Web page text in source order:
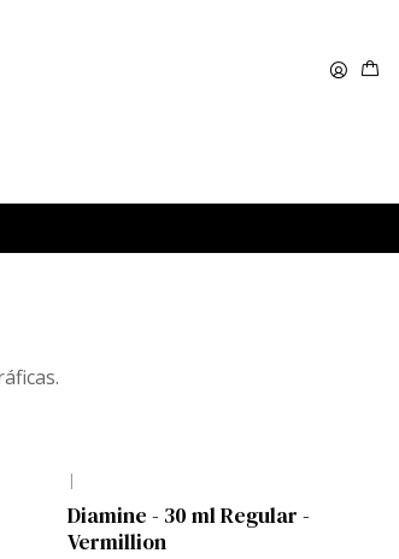
|
Diamine - 30 ml Regular -
Vermillion